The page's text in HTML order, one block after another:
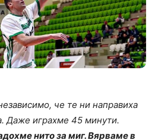
че те ни направиха
Даже играхме 45 минути.
нито за миг. Вярваме в